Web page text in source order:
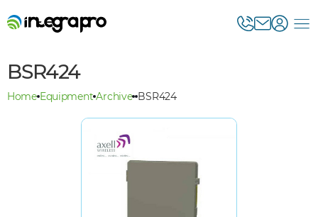
BSR424
Home Equipment Archive BSR424